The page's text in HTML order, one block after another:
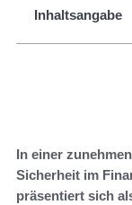
Inhaltsangabe
In einer
Sicherheit im
präsentiert sich